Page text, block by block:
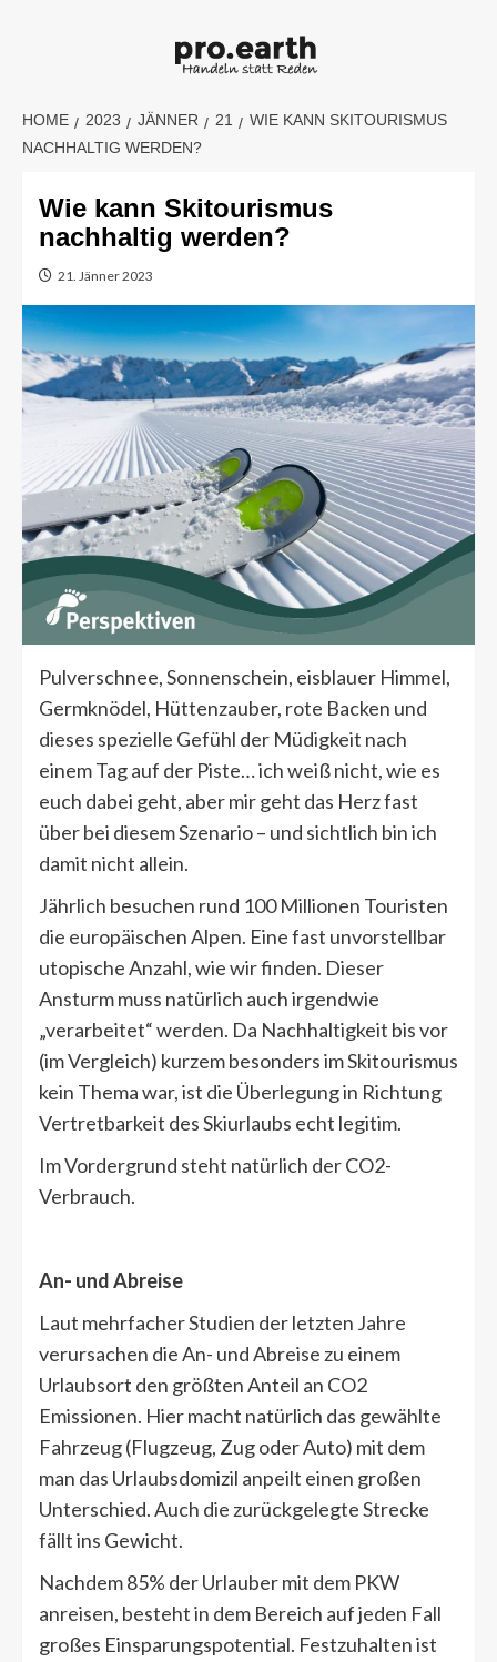
HOME 2023 JÄNNER 21
WIE KANN SKITOURISMUS
NACHHALTIG WERDEN?
Wie kann Skitourismus
nachhaltig werden?
21. Jänner 2023
Pulverschnee, Sonnenschein, eisblauer Himmel,
Germknödel, Hüttenzauber, rote Backen und
dieses spezielle Gefühl der Müdigkeit nach
einem Tag auf der Piste… ich weiß nicht, wie es
euch dabei geht, aber mir geht das Herz fast
über bei diesem Szenario – und sichtlich bin ich
damit nicht allein.
Jährlich besuchen rund 100 Millionen Touristen
die europäischen Alpen. Eine fast unvorstellbar
utopische Anzahl, wie wir finden. Dieser
Ansturm muss natürlich auch irgendwie
„verarbeitet“ werden. Da Nachhaltigkeit bis vor
(im Vergleich) kurzem besonders im Skitourismus
kein Thema war, ist die Überlegung in Richtung
Vertretbarkeit des Skiurlaubs echt legitim.
Im Vordergrund steht natürlich der CO2-
Verbrauch.
An- und Abreise
Laut mehrfacher Studien der letzten Jahre
verursachen die An- und Abreise zu einem
Urlaubsort den größten Anteil an CO2
Emissionen. Hier macht natürlich das gewählte
Fahrzeug (Flugzeug, Zug oder Auto) mit dem
man das Urlaubsdomizil anpeilt einen großen
Unterschied. Auch die zurückgelegte Strecke
fällt ins Gewicht.
Nachdem 85% der Urlauber mit dem PKW
anreisen, besteht in dem Bereich auf jeden Fall
großes Einsparungspotential. Festzuhalten ist